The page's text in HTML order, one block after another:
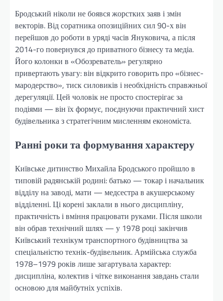
Бродський ніколи не боявся жорстких заяв і змін
векторів. Від соратника опозиційних сил 90-х він
перейшов до роботи в уряді часів Януковича, а після
2014-го повернувся до приватного бізнесу та медіа.
Його колонки в «Обозреватель» регулярно
привертають увагу: він відкрито говорить про «бізнес-
мародерство», тиск силовиків і необхідність справжньої
дерегуляції. Цей чоловік не просто спостерігає за
подіями — він їх формує, поєднуючи практичний хист
будівельника з стратегічним мисленням економіста.
Ранні роки та формування характеру
Київське дитинство Михайла Бродського пройшло в
типовій радянській родині: батько — токар і начальник
відділу на заводі, мати — медсестра в акушерському
відділенні. Ці корені заклали в нього дисципліну,
практичність і вміння працювати руками. Після школи
він обрав технічний шлях — у 1978 році закінчив
Київський технікум транспортного будівництва за
спеціальністю технік-будівельник. Армійська служба
1978–1979 років лише загартувала характер:
дисципліна, колектив і чітке виконання завдань стали
основою для майбутніх успіхів.